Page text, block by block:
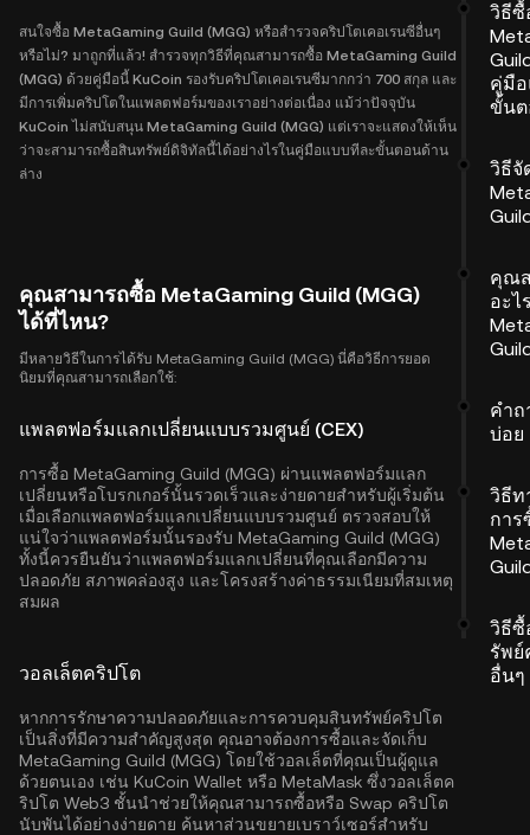
สนใจซื้อ MetaGaming Guild (MGG) หรือสำรวจคริปโตเคอเรนซีอื่นๆ
หรือไม่? มาถูกที่แล้ว! สำรวจทุกวิธีที่คุณสามารถซื้อ MetaGaming Guild
(MGG) ด้วยคู่มือนี้ KuCoin รองรับคริปโตเคอเรนซีมากกว่า 700 สกุล และ
มีการเพิ่มคริปโตในแพลตฟอร์มของเราอย่างต่อเนื่อง แม้ว่าปัจจุบัน
KuCoin ไม่สนับสนุน MetaGaming Guild (MGG) แต่เราจะแสดงให้เห็น
ว่าจะสามารถซื้อสินทรัพย์ดิจิทัลนี้ได้อย่างไรในคู่มือแบบทีละขั้นตอนด้าน
ล่าง
คุณสามารถซื้อ MetaGaming Guild (MGG)
ได้ที่ไหน?
มีหลายวิธีในการได้รับ MetaGaming Guild (MGG) นี่คือวิธีการยอด
นิยมที่คุณสามารถเลือกใช้:
แพลตฟอร์มแลกเปลี่ยนแบบรวมศูนย์ (CEX)
การซื้อ MetaGaming Guild (MGG) ผ่านแพลตฟอร์มแลก
เปลี่ยนหรือโบรกเกอร์นั้นรวดเร็วและง่ายดายสำหรับผู้เริ่มต้น
เมื่อเลือกแพลตฟอร์มแลกเปลี่ยนแบบรวมศูนย์ ตรวจสอบให้
แน่ใจว่าแพลตฟอร์มนั้นรองรับ MetaGaming Guild (MGG)
ทั้งนี้ควรยืนยันว่าแพลตฟอร์มแลกเปลี่ยนที่คุณเลือกมีความ
ปลอดภัย สภาพคล่องสูง และโครงสร้างค่าธรรมเนียมที่สมเหตุ
สมผล
วอลเล็ตคริปโต
หากการรักษาความปลอดภัยและการควบคุมสินทรัพย์คริปโต
เป็นสิ่งที่มีความสำคัญสูงสุด คุณอาจต้องการซื้อและจัดเก็บ
MetaGaming Guild (MGG) โดยใช้วอลเล็ตที่คุณเป็นผู้ดูแล
ด้วยตนเอง เช่น KuCoin Wallet หรือ MetaMask ซึ่งวอลเล็ตค
ริปโต Web3 ชั้นนำช่วยให้คุณสามารถซื้อหรือ Swap คริปโต
นับพันได้อย่างง่ายดาย ค้นหาส่วนขยายเบราว์เซอร์สำหรับ
วิธีซื้
คู่มื
ขั้น
วิธีจั
คุณ
อะไ
คำ
บ่อย
วิธีท
การ
วิธี
รัพย์
อื่นๆ